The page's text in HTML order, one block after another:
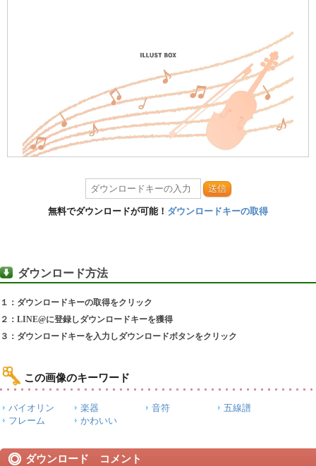
送信
無料でダウンロードが可能！ ダウンロードキーの取得
ダウンロード方法
１：ダウンロードキーの取得をクリック
２：LINE@に登録しダウンロードキーを獲得
３：ダウンロードキーを入力しダウンロードボタンをクリック
この画像のキーワード
バイオリン 楽器 音符
五線譜
フレーム
かわいい
ダウンロード コメント